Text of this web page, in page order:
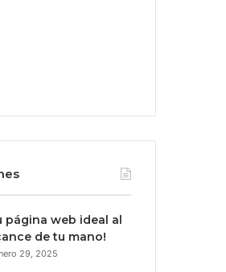
página web ideal al
de tu mano!
29, 2025